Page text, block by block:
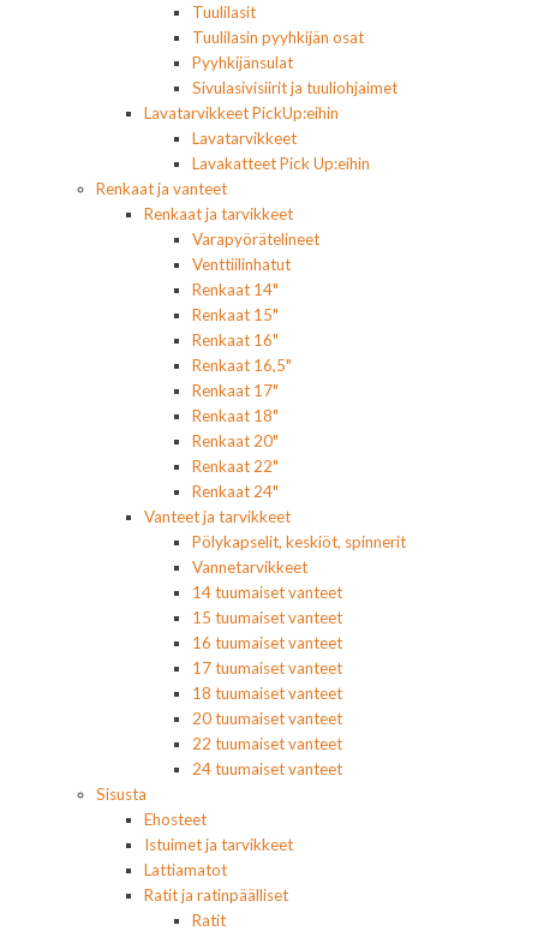
Tuulilasit
Tuulilasin pyyhkijän osat
Pyyhkijänsulat
Sivulasivisiirit ja tuuliohjaimet
Lavatarvikkeet PickUp:eihin
Lavatarvikkeet
Lavakatteet Pick Up:eihin
Renkaat ja vanteet
Renkaat ja tarvikkeet
Varapyörätelineet
Venttiilinhatut
Renkaat 14"
Renkaat 15"
Renkaat 16"
Renkaat 16,5"
Renkaat 17"
Renkaat 18"
Renkaat 20"
Renkaat 22"
Renkaat 24"
Vanteet ja tarvikkeet
Pölykapselit, keskiöt, spinnerit
Vannetarvikkeet
14 tuumaiset vanteet
15 tuumaiset vanteet
16 tuumaiset vanteet
17 tuumaiset vanteet
18 tuumaiset vanteet
20 tuumaiset vanteet
22 tuumaiset vanteet
24 tuumaiset vanteet
Sisusta
Ehosteet
Istuimet ja tarvikkeet
Lattiamatot
Ratit ja ratinpäälliset
Ratit